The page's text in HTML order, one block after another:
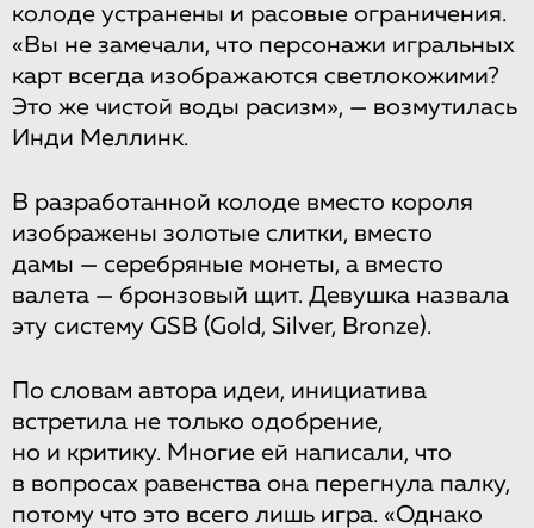
колоде устранены и расовые ограничения.
«Вы не замечали, что персонажи игральных
карт всегда изображаются светлокожими?
Это же чистой воды расизм», — возмутилась
Инди Меллинк.
В разработанной колоде вместо короля
изображены золотые слитки, вместо
дамы — серебряные монеты, а вместо
валета — бронзовый щит. Девушка назвала
эту систему GSB (Gold, Silver, Bronze).
По словам автора идеи, инициатива
встретила не только одобрение,
но и критику. Многие ей написали, что
в вопросах равенства она перегнула палку,
потому что это всего лишь игра. «Однако